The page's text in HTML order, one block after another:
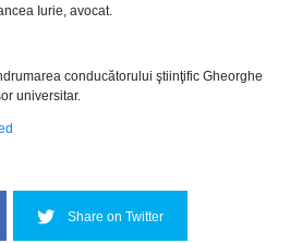
Iurie, avocat.
conducătorului ştiinţific Gheorghe
universitar.
Share on Twitter